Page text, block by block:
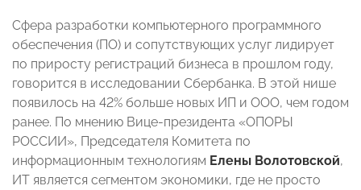
Сфера разработки компьютерного программного
обеспечения (ПО) и сопутствующих услуг лидирует
по приросту регистраций бизнеса в прошлом году,
говорится в исследовании Сбербанка. В этой нише
появилось на 42% больше новых ИП и ООО, чем годом
ранее. По мнению Вице-президента «ОПОРЫ
РОССИИ», Председателя Комитета по
информационным технологиям Елены Волотовской,
ИТ является сегментом экономики, где не просто